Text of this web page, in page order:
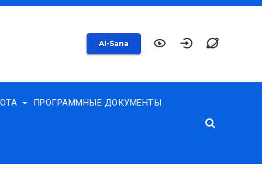
AI-Sana
ПРОГРАММНЫЕ ДОКУМЕНТЫ